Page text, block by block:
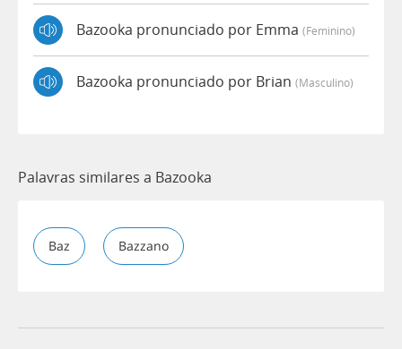
Bazooka pronunciado por Emma (feminino)
Bazooka pronunciado por Brian (masculino)
Palavras similares a Bazooka
Baz Bazzano